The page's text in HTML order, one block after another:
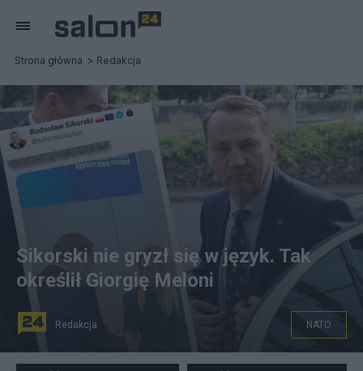
Strona główna Redakcja
Fot. Wojciech Olkusnik/East News, Radosław Sikorski/X
Sikorski nie gryzł się w język. Tak
określił Giorgię Meloni
Redakcja NATO